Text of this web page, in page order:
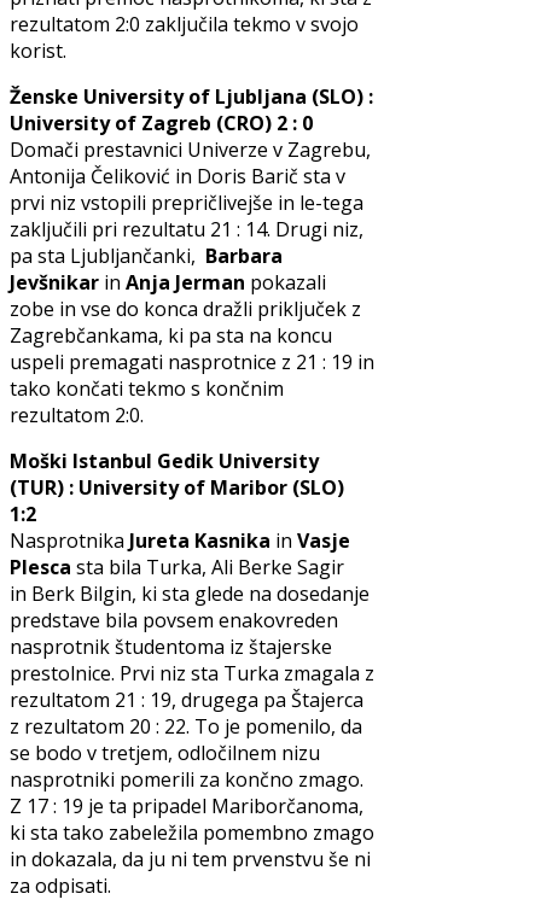
rezultatom 2:0 zaključila tekmo v svojo
korist.
Ženske University of Ljubljana (SLO) :
University of Zagreb (CRO) 2 : 0
Domači prestavnici Univerze v Zagrebu,
Antonija Čeliković in Doris Barič sta v
prvi niz vstopili prepričlivejše in le-tega
zaključili pri rezultatu 21 : 14. Drugi niz,
pa sta Ljubljančanki, Barbara
Jevšnikar in Anja Jerman pokazali
zobe in vse do konca dražli priključek z
Zagrebčankama, ki pa sta na koncu
uspeli premagati nasprotnice z 21 : 19 in
tako končati tekmo s končnim
rezultatom 2:0.
Moški Istanbul Gedik University
(TUR) : University of Maribor (SLO)
1:2
Nasprotnika Jureta Kasnika in Vasje
Plesca sta bila Turka, Ali Berke Sagir
in Berk Bilgin, ki sta glede na dosedanje
predstave bila povsem enakovreden
nasprotnik študentoma iz štajerske
prestolnice. Prvi niz sta Turka zmagala z
rezultatom 21 : 19, drugega pa Štajerca
z rezultatom 20 : 22. To je pomenilo, da
se bodo v tretjem, odločilnem nizu
nasprotniki pomerili za končno zmago.
Z 17 : 19 je ta pripadel Mariborčanoma,
ki sta tako zabeležila pomembno zmago
in dokazala, da ju ni tem prvenstvu še ni
za odpisati.